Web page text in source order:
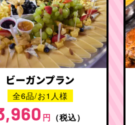
ビーガンプラン
全6品/お1人様
円 （税込）